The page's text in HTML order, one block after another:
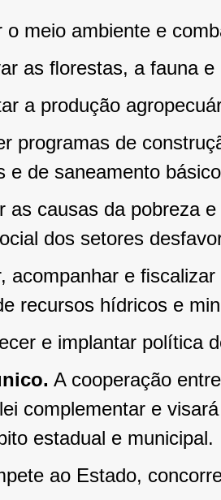
o meio ambiente e
as ﬂorestas, a fauna e
a produção
programas de
e de saneamento
as causas da pobreza
dos setores
acompanhar e
recursos hídricos e
e implantar política
A cooperação
complementar e
estadual e municipal.
ao Estado,